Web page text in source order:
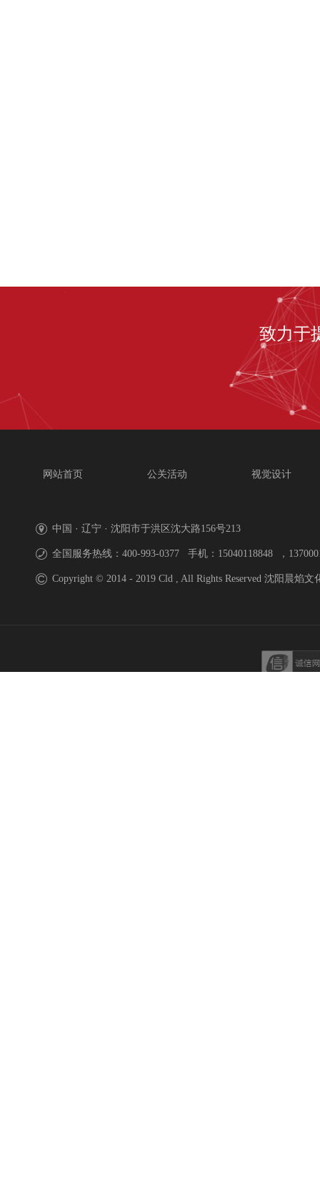
中国 · 辽宁 · 沈阳市于洪区沈大路156号213
全国服务热线：400-993-0377 手机：15040118848 ，
Copyright © 2014 - 2019 Cld , All Rights Reserved 沈阳晨焰
网站首页 公关活动 视觉设计
致力于